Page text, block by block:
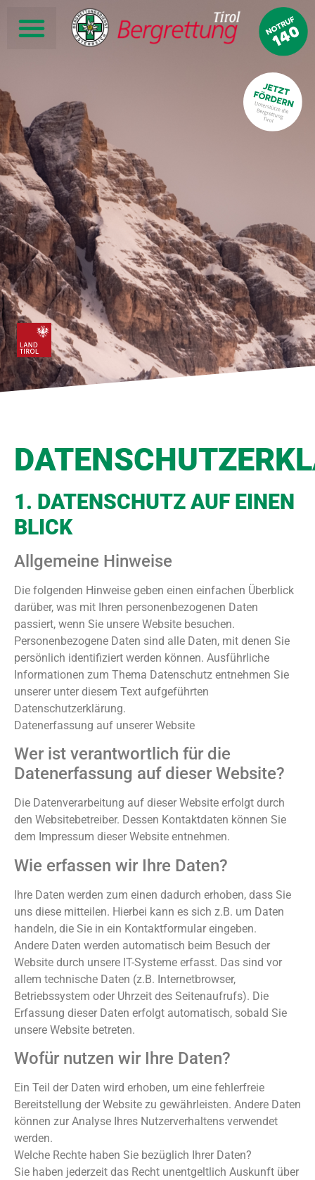
1. DATENSCHUTZ AUF EINEN
BLICK
Allgemeine Hinweise
Die folgenden Hinweise geben einen einfachen Überblick
darüber, was mit Ihren personenbezogenen Daten
passiert, wenn Sie unsere Website besuchen.
Personenbezogene Daten sind alle Daten, mit denen Sie
persönlich identifiziert werden können. Ausführliche
Informationen zum Thema Datenschutz entnehmen Sie
unserer unter diesem Text aufgeführten
Datenschutzerklärung.
Datenerfassung auf unserer Website
Wer ist verantwortlich für die
Datenerfassung auf dieser Website?
Die Datenverarbeitung auf dieser Website erfolgt durch
den Websitebetreiber. Dessen Kontaktdaten können Sie
dem Impressum dieser Website entnehmen.
Wie erfassen wir Ihre Daten?
Ihre Daten werden zum einen dadurch erhoben, dass Sie
uns diese mitteilen. Hierbei kann es sich z.B. um Daten
handeln, die Sie in ein Kontaktformular eingeben.
Andere Daten werden automatisch beim Besuch der
Website durch unsere IT-Systeme erfasst. Das sind vor
allem technische Daten (z.B. Internetbrowser,
Betriebssystem oder Uhrzeit des Seitenaufrufs). Die
Erfassung dieser Daten erfolgt automatisch, sobald Sie
unsere Website betreten.
Wofür nutzen wir Ihre Daten?
Ein Teil der Daten wird erhoben, um eine fehlerfreie
Bereitstellung der Website zu gewährleisten. Andere Daten
können zur Analyse Ihres Nutzerverhaltens verwendet
werden.
Welche Rechte haben Sie bezüglich Ihrer Daten?
Sie haben jederzeit das Recht unentgeltlich Auskunft über